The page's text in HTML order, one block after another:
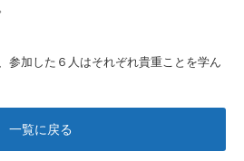
参加した６人はそれぞれ貴重ことを学ん
一覧に戻る